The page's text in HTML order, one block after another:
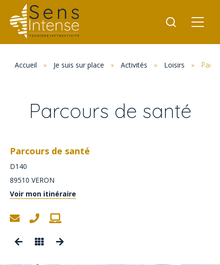
Accueil » Je suis sur place » Activités » Loisirs »
Parcours de santé
Parcours de santé
D140
89510 VERON
Voir mon itinéraire